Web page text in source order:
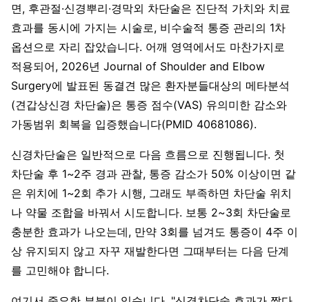
면, 후관절·신경뿌리·경막외 차단술은 진단적 가치와 치료
효과를 동시에 가지는 시술로, 비수술적 통증 관리의 1차
옵션으로 자리 잡았습니다. 어깨 영역에서도 마찬가지로
적용되어, 2026년 Journal of Shoulder and Elbow
Surgery에 발표된 동결견 많은 환자분들대상의 메타분석
(견갑상신경 차단술)은 통증 점수(VAS) 유의미한 감소와
가동범위 회복을 입증했습니다(PMID 40681086).
신경차단술은 일반적으로 다음 흐름으로 진행됩니다. 첫
차단술 후 1~2주 경과 관찰, 통증 감소가 50% 이상이면 같
은 위치에 1~2회 추가 시행, 그래도 부족하면 차단술 위치
나 약물 조합을 바꿔서 시도합니다. 보통 2~3회 차단술로
충분한 효과가 나오는데, 만약 3회를 넘겨도 통증이 4주 이
상 유지되지 않고 자꾸 재발한다면 그때부터는 다음 단계
를 고민해야 합니다.